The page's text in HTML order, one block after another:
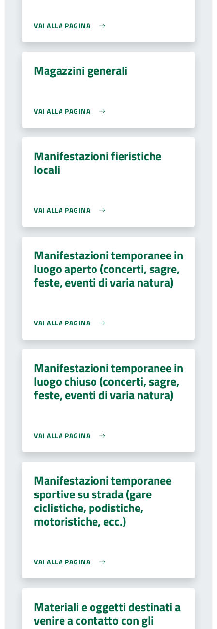
VAI ALLA PAGINA
Magazzini generali
VAI ALLA PAGINA
Manifestazioni fieristiche
locali
VAI ALLA PAGINA
Manifestazioni temporanee in
luogo aperto (concerti, sagre,
feste, eventi di varia natura)
VAI ALLA PAGINA
Manifestazioni temporanee in
luogo chiuso (concerti, sagre,
feste, eventi di varia natura)
VAI ALLA PAGINA
Manifestazioni temporanee
sportive su strada (gare
ciclistiche, podistiche,
motoristiche, ecc.)
VAI ALLA PAGINA
Materiali e oggetti destinati a
venire a contatto con gli